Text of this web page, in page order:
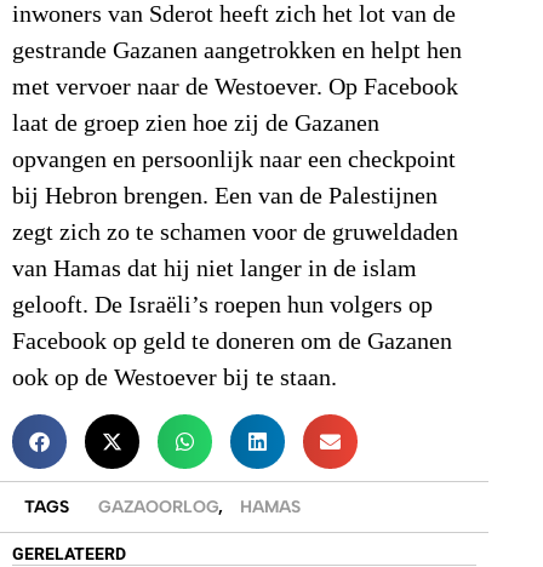
inwoners van Sderot heeft zich het lot van de
gestrande Gazanen aangetrokken en helpt hen
met vervoer naar de Westoever. Op Facebook
laat de groep zien hoe zij de Gazanen
opvangen en persoonlijk naar een checkpoint
bij Hebron brengen. Een van de Palestijnen
zegt zich zo te schamen voor de gruweldaden
van Hamas dat hij niet langer in de islam
gelooft. De Israëli’s roepen hun volgers op
Facebook op geld te doneren om de Gazanen
ook op de Westoever bij te staan.
TAGS GAZAOORLOG, HAMAS
GERELATEERD